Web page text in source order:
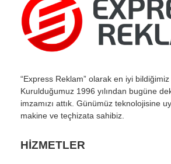
“Express Reklam” olarak en iyi bildiğimiz
Kurulduğumuz 1996 yılından bugüne
imzamızı attık. Günümüz teknolojisine
makine ve teçhizata sahibiz.
HİZMETLER